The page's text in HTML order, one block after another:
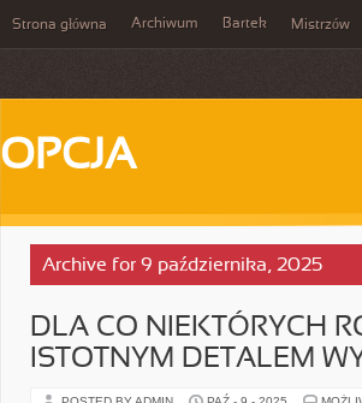
Strona główna Archiwum Bartek Mistrzów
OPCJA
Archive for 9 października, 2025
DLA CO NIEKTÓRYCH
ISTOTNYM DETALEM